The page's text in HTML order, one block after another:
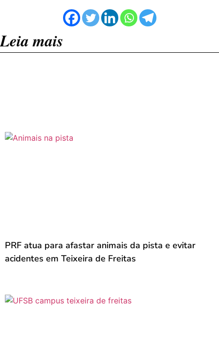
Leia mais
PRF atua para afastar animais da pista e evitar
acidentes em Teixeira de Freitas